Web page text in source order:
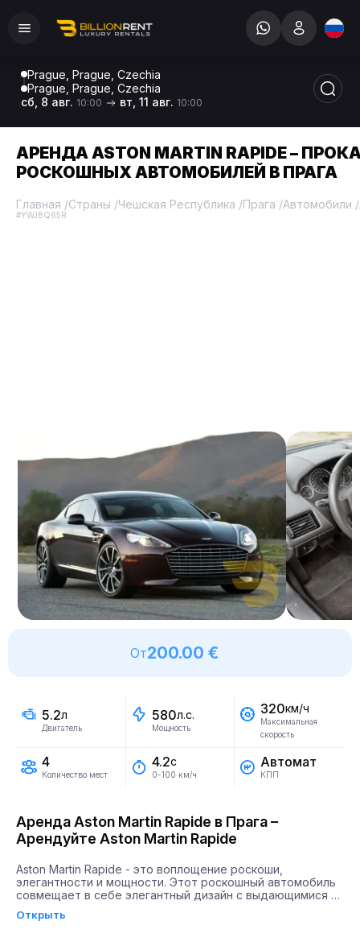
Prague, Prague, Czechia
Prague, Prague, Czechia
сб, 8 авг. 10:00 вт, 11 авг. 10:00
АРЕНДА ASTON MARTIN RAPIDE –
РОСКОШНЫХ АВТОМОБИЛЕЙ В ПРАГА
Главная /Страны /Чешская Республика /Прага /Автомобили /
#YWJBQ65R
От200.00 €
5.2л
Двигатель
580л.с.
Мощность
320км/ч
Максимальная
скорость
4
Количество мест
4.2с
0-100 км/ч
Автомат
КПП
Аренда Aston Martin Rapide в Прага –
Арендуйте Aston Martin Rapide
Aston Martin Rapide - это воплощение роскоши,
элегантности и мощности. Этот роскошный автомобиль
совмещает в себе элегантный дизайн с выдающимися
оборудован двигателем мощностью 580 лошадиных сил,
Открыть